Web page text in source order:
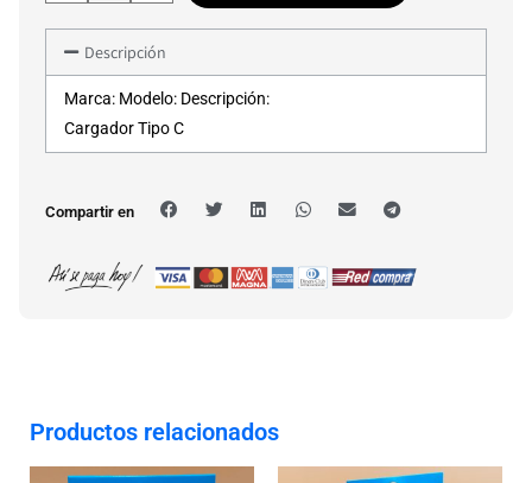
Descripción
Marca: Modelo: Descripción:
Cargador Tipo C
Compartir en
Productos relacionados